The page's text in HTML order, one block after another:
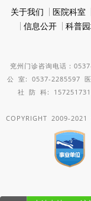
关于我们 医院科室
信息公开
科普
兖州门诊咨询电话：
公 室: 0537-2285597
社 防 科:
COPYRIGHT 2009-